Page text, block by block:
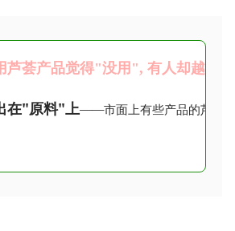
芦荟产品觉得"没用", 有人却越用
在"原料"上——市面上有些产品的芦荟成